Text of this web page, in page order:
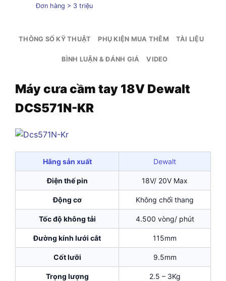
Đơn hàng > 3 triệu
THÔNG SỐ KỸ THUẬT PHỤ KIỆN MUA THÊM TÀI LIỆU
BÌNH LUẬN & ĐÁNH GIÁ VIDEO
Máy cưa cầm tay 18V Dewalt
DCS571N-KR
Hãng sản xuất Dewalt
Điện thế pin 18V/ 20V Max
Động cơ Không chổi thang
Tốc độ không tải 4.500 vòng/ phút
Đường kính lưới cắt 115mm
Cốt lưỡi 9.5mm
Trọng lượng 2.5 – 3Kg